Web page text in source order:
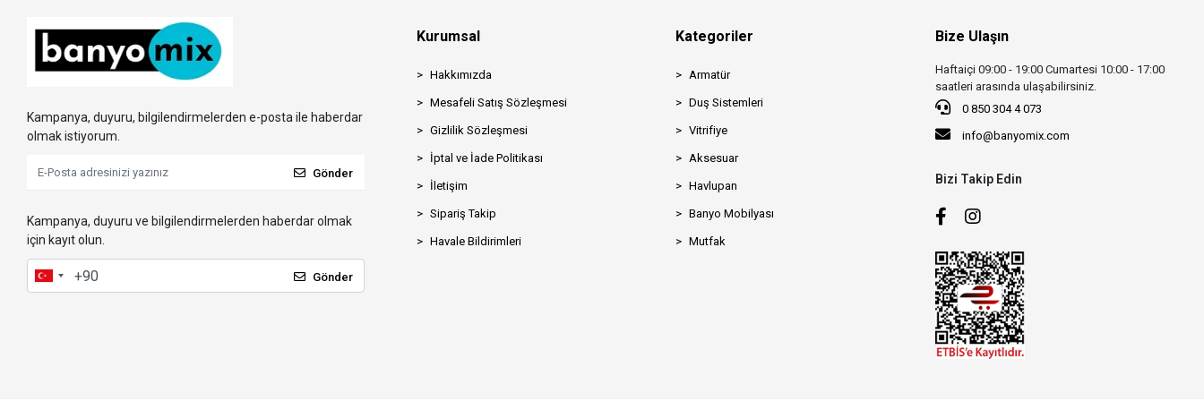
Kampanya, duyuru, bilgilendirmelerden e-posta ile haberdar
olmak istiyorum.
Gönder
Kampanya, duyuru ve bilgilendirmelerden haberdar olmak
için kayıt olun.
Gönder
Kurumsal
Hakkımızda
Mesafeli Satış Sözleşmesi
Gizlilik Sözleşmesi
İptal ve İade Politikası
İletişim
Sipariş Takip
Havale Bildirimleri
Kategoriler
Armatür
Duş Sistemleri
Vitrifiye
Aksesuar
Havlupan
Banyo Mobilyası
Mutfak
Bize Ulaşın
Haftaiçi 09:00 - 19:00 Cumartesi 10:00 - 17:00
saatleri arasında ulaşabilirsiniz.
0 850 304 4 073
info@banyomix.com
Bizi Takip Edin